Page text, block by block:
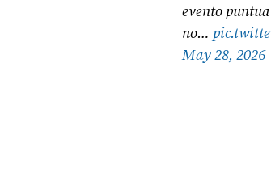
evento
no…
May 28, 2026